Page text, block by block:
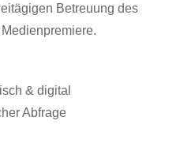
Betreuung des
& digital
Abfrage